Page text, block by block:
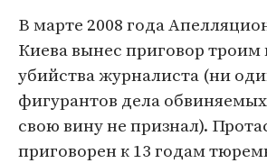
В марте 2008 года
Киева вынес приговор
убийства журналиста (ни
фигурантов дела
свою вину не признал).
приговорен к 13 годам